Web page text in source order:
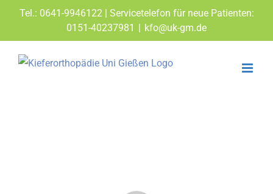
springen
Tel.: 0641-9946122 | Servicetelefon für neue Patienten:
0151-40237981 | kfo@uk-gm.de